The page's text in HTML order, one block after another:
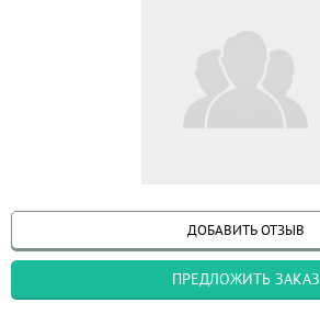
ДОБАВИТЬ ОТЗЫВ
ПРЕДЛОЖИТЬ ЗАКАЗ